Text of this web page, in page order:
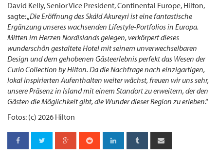
David Kelly, Senior Vice President, Continental Europe, Hilton,
sagte: „Die Eröffnung des Skáld Akureyri ist eine fantastische
Ergänzung unseres wachsenden Lifestyle-Portfolios in Europa.
Mitten im Herzen Nordislands gelegen, verkörpert dieses
wunderschön gestaltete Hotel mit seinem unverwechselbaren
Design und dem gehobenen Gästeerlebnis perfekt das Wesen der
Curio Collection by Hilton. Da die Nachfrage nach einzigartigen,
lokal inspirierten Aufenthalten weiter wächst, freuen wir uns sehr,
unsere Präsenz in Island mit einem Standort zu erweitern, der den
Gästen die Möglichkeit gibt, die Wunder dieser Region zu erleben.“
Fotos: (c) 2026 Hilton